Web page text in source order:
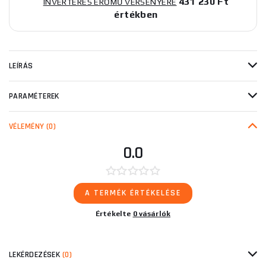
értékben
LEÍRÁS
PARAMÉTEREK
VÉLEMÉNY (0)
0.0
A TERMÉK ÉRTÉKELÉSE
Értékelte 0 vásárlók
LEKÉRDEZÉSEK (0)